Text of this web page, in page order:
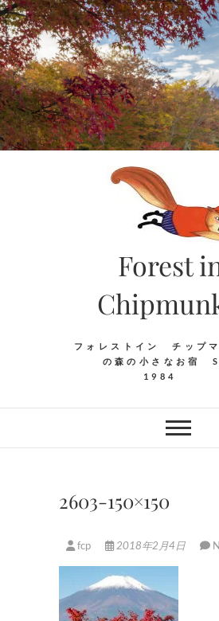
Skip
to
content
Forest
フォレストイン チップ
の森の小さなお宿
1984
2603-150×150
fcp 2018年2月4日